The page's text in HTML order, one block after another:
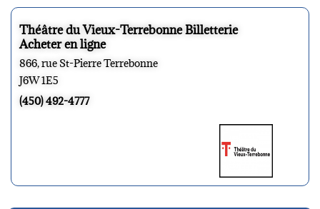
Théâtre du Vieux-Terrebonne Billetterie
Acheter en ligne
866, rue St-Pierre Terrebonne
J6W 1E5
(450) 492-4777